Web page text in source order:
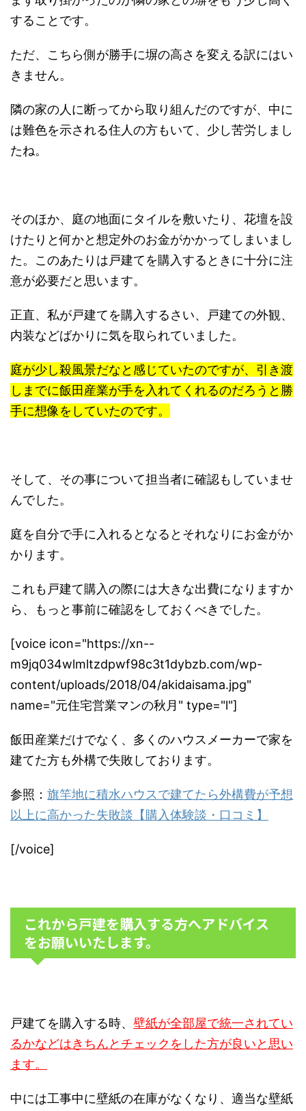
することです。
ただ、こちら側が勝手に塀の高さを変える訳にはい
きません。
隣の家の人に断ってから取り組んだのですが、中に
は難色を示される住人の方もいて、少し苦労しまし
たね。
そのほか、庭の地面にタイルを敷いたり、花壇を設
けたりと何かと想定外のお金がかかってしまいまし
た。このあたりは戸建てを購入するときに十分に注
意が必要だと思います。
正直、私が戸建てを購入するさい、戸建ての外観、
内装などばかりに気を取られていました。
庭が少し殺風景だなと感じていたのですが、引き渡
しまでに飯田産業が手を入れてくれるのだろうと勝
手に想像をしていたのです。
そして、その事について担当者に確認もしていませ
んでした。
庭を自分で手に入れるとなるとそれなりにお金がか
かります。
これも戸建て購入の際には大きな出費になりますか
ら、もっと事前に確認をしておくべきでした。
[voice icon="https://xn--
m9jq034wlmltzdpwf98c3t1dybzb.com/wp-
content/uploads/2018/04/akidaisama.jpg"
name="元住宅営業マンの秋月" type="l"]
飯田産業だけでなく、多くのハウスメーカーで家を
建てた方も外構で失敗しております。
参照： 旗竿地に積水ハウスで建てたら外構費が予想
以上に高かった失敗談【購入体験談・口コミ】
[/voice]
これから戸建を購入する方へアドバイス
をお願いいたします。
戸建てを購入する時、 壁紙が全部屋で統一されてい
るかなどはきちんとチェックをした方が良いと思い
ます。
中には工事中に壁紙の在庫がなくなり、適当な壁紙